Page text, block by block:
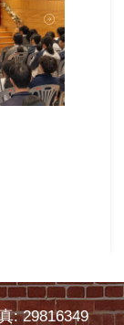
: 29816349